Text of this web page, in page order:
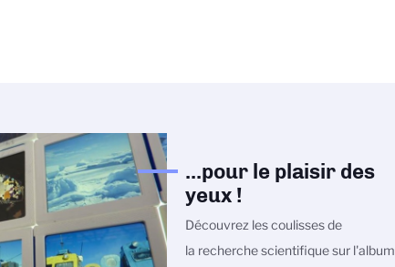
...pour le plaisir des
yeux !
Découvrez les coulisses de
la recherche scientifique sur l'album